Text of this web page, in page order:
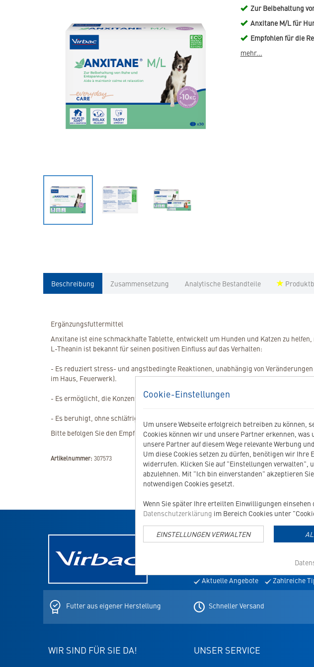
Zur Beibehaltung
Anxitane M/L für
Empfohlen für die
mehr...
Beschreibung Zusammensetzung Analytische Bestandteile
Ergänzungsfuttermittel
Anxitane ist eine schmackhafte Tablette, entwickelt um Hunden und Katzen zu
L-Theanin ist bekannt für seinen positiven Einfluss auf das Verhalten:
- Es reduziert stress- und angstbedingte Reaktionen, unabhängig von
im Haus, Feuerwerk).
- Es ermöglicht, die Konzentration beim Lernen zu verbessern.
- Es beruhigt, ohne schläfrig zu machen.
Bitte befolgen Sie den Empfehlungen Ihres Tierarztes.
Artikelnummer: 307573
Cookie-Einstellungen
Um unsere Webseite erfolgreich betreiben zu können,
Cookies können wir und unsere Partner erkennen,
unsere Partner auf diesem Wege relevante Werbung
Um diese Cookies setzen zu dürfen, benötigen wir
widerrufen. Klicken Sie auf "Einstellungen verwalten",
abzulehnen. Mit "Ich bin einverstanden" akzeptieren
notwendigen Cookies gesetzt.
Wenn Sie später Ihre erteilten Einwilligungen
Datenschutzerklärung im Bereich Cookies unter
EINSTELLUNGEN VERWALTEN
NEWSLETTER
Adresse
für
Newsletter
Aktuelle Angebote Zahlreiche
Futter aus eigener Herstellung
Schneller Versand
WIR SIND FÜR SIE DA! UNSER SERVICE